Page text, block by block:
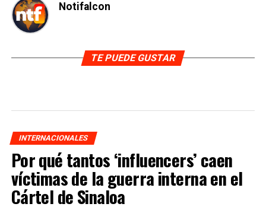
Notifalcon
TE PUEDE GUSTAR
INTERNACIONALES
Por qué tantos ‘influencers’ caen
víctimas de la guerra interna en el
Cártel de Sinaloa